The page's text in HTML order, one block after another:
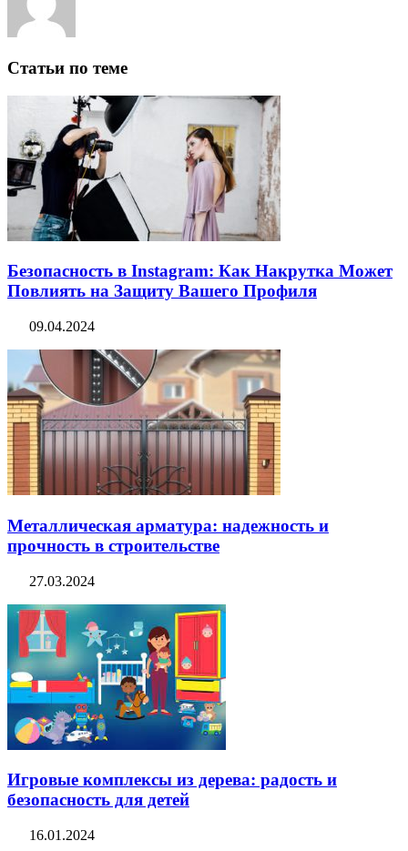
Статьи по теме
Безопасность в Instagram: Как Накрутка Может
Повлиять на Защиту Вашего Профиля
09.04.2024
Металлическая арматура: надежность и
прочность в строительстве
27.03.2024
Игровые комплексы из дерева: радость и
безопасность для детей
16.01.2024